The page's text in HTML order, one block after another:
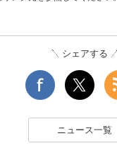
シェアする
ニュース一覧